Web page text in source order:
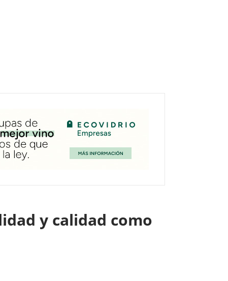
y calidad como